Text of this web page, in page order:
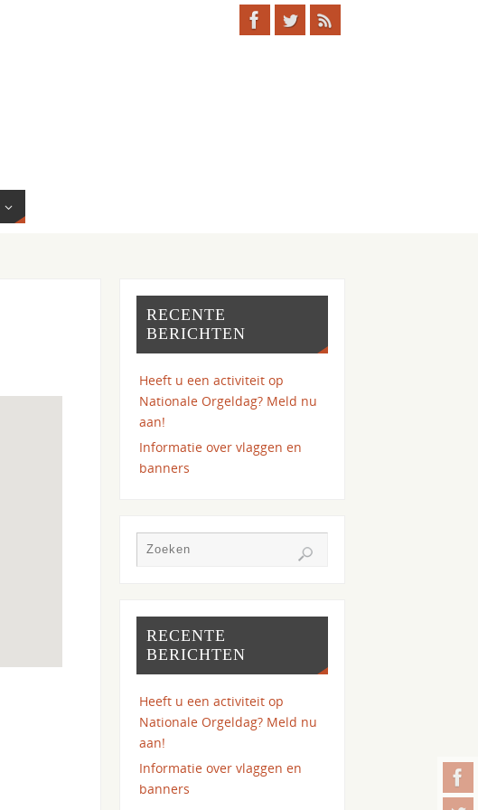
RECENTE
BERICHTEN
Heeft u een activiteit op
Nationale Orgeldag? Meld nu
aan!
Informatie over vlaggen en
banners
RECENTE
BERICHTEN
Heeft u een activiteit op
Nationale Orgeldag? Meld nu
aan!
Informatie over vlaggen en
banners